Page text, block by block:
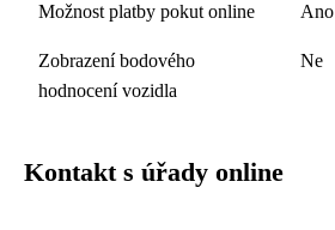
Možnost platby pokut online Ano
Zobrazení bodového
hodnocení vozidla
Ne
Kontakt s úřady online